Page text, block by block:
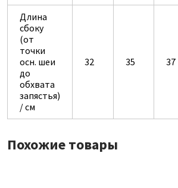
Длина
сбоку
(от
точки
осн. шеи
до
обхвата
запястья)
/ см
32 35 37
Похожие товары